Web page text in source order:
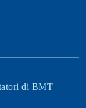
di BMT